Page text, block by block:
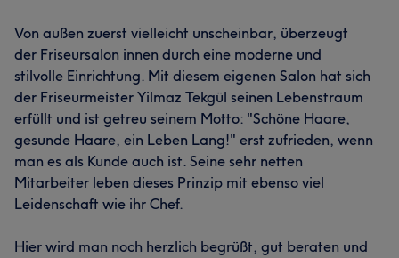
Von außen zuerst vielleicht unscheinbar, überzeugt
der Friseursalon innen durch eine moderne und
stilvolle Einrichtung. Mit diesem eigenen Salon hat sich
der Friseurmeister Yilmaz Tekgül seinen Lebenstraum
erfüllt und ist getreu seinem Motto: "Schöne Haare,
gesunde Haare, ein Leben Lang!" erst zufrieden, wenn
man es als Kunde auch ist. Seine sehr netten
Mitarbeiter leben dieses Prinzip mit ebenso viel
Leidenschaft wie ihr Chef.
Hier wird man noch herzlich begrüßt, gut beraten und